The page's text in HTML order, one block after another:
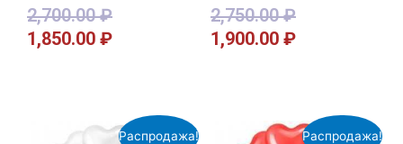
2,700.00₽
1,850.00 ₽
2,750.00₽
1,900.00 ₽
Распродажа! Распродажа!